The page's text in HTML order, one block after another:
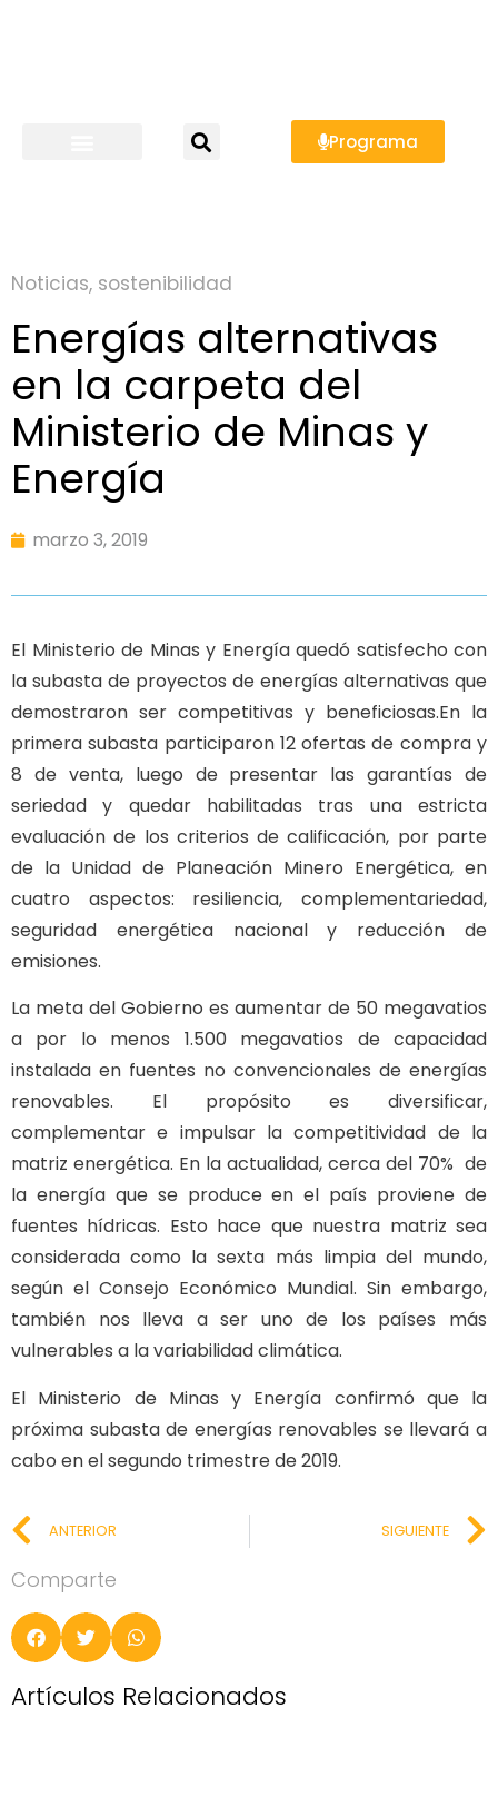
Programa
Noticias, sostenibilidad
Energías alternativas
en la carpeta del
Ministerio de Minas y
Energía
marzo 3, 2019
El Ministerio de Minas y Energía quedó satisfecho con
la subasta de proyectos de energías alternativas que
demostraron ser competitivas y beneficiosas.En la
primera subasta participaron 12 ofertas de compra y
8 de venta, luego de presentar las garantías de
seriedad y quedar habilitadas tras una estricta
evaluación de los criterios de calificación, por parte
de la Unidad de Planeación Minero Energética, en
cuatro aspectos: resiliencia, complementariedad,
seguridad energética nacional y reducción de
emisiones.
La meta del Gobierno es aumentar de 50 megavatios
a por lo menos 1.500 megavatios de capacidad
instalada en fuentes no convencionales de energías
renovables. El propósito es diversificar,
complementar e impulsar la competitividad de la
matriz energética. En la actualidad, cerca del 70% de
la energía que se produce en el país proviene de
fuentes hídricas. Esto hace que nuestra matriz sea
considerada como la sexta más limpia del mundo,
según el Consejo Económico Mundial. Sin embargo,
también nos lleva a ser uno de los países más
vulnerables a la variabilidad climática.
El Ministerio de Minas y Energía confirmó que la
próxima subasta de energías renovables se llevará a
cabo en el segundo trimestre de 2019.
ANTERIOR SIGUIENTE
Comparte
Artículos Relacionados